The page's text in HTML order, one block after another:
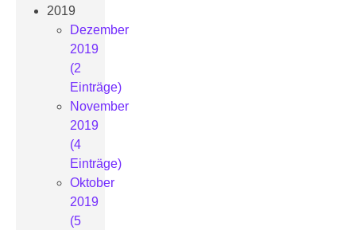
2019
Dezember
2019
(2
Einträge)
November
2019
(4
Einträge)
Oktober
2019
(5